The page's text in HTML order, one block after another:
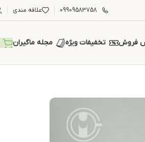
09909583758 علاقه مندی
فروش تخفیفات ویژه مجله ماگیران